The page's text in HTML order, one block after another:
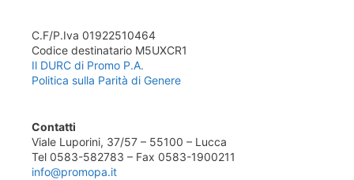
C.F/P.Iva 01922510464
Codice destinatario M5UXCR1
Il DURC di Promo P.A.
Politica sulla Parità di Genere
Contatti
Viale Luporini, 37/57 – 55100 – Lucca
Tel 0583-582783 – Fax 0583-1900211
info@promopa.it